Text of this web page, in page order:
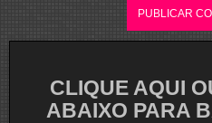
CLIQUE AQUI
ABAIXO PARA